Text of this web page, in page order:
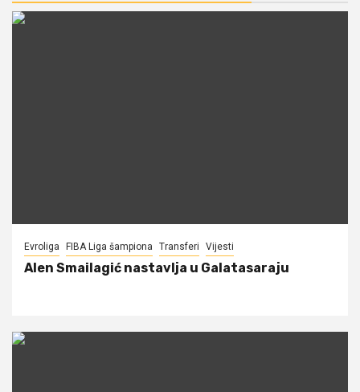
Evroliga FIBA Liga šampiona Transferi Vijesti
Alen Smailagić nastavlja u Galatasaraju